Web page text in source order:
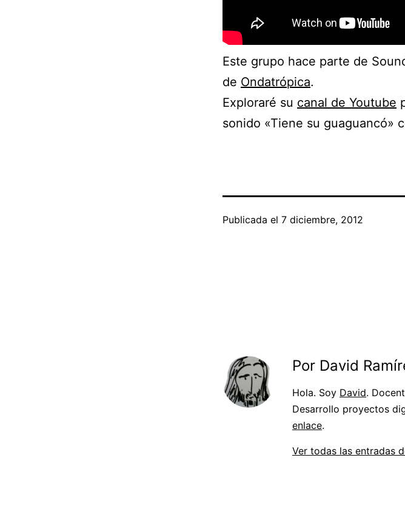
Este grupo hace parte de
de Ondatrópica.
Exploraré su canal de Youtube
sonido «Tiene su guaguancó»
Publicada el 7 diciembre, 2012
Por David
Hola. Soy David.
Desarrollo proyectos
enlace.
Ver todas las entradas